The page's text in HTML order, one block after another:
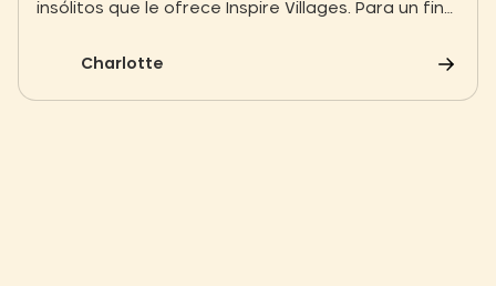
insólitos que le ofrece Inspire Villages. Para un fin
familia en Francia.
Charlotte